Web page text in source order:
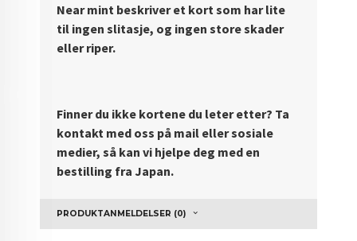
Near mint beskriver et kort som har lite
til ingen slitasje, og ingen store skader
eller riper.
Finner du ikke kortene du leter etter? Ta
kontakt med oss på mail eller sosiale
medier, så kan vi hjelpe deg med en
bestilling fra Japan.
PRODUKTANMELDELSER (0)